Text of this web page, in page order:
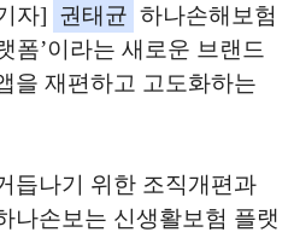
자] 권태균 하나손해보험
폼’이라는 새로운 브랜드
을 재편하고 고도화하는
듭나기 위한 조직개편과
나손보는 신생활보험 플랫